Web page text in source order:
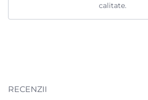
calitate.
RECENZII